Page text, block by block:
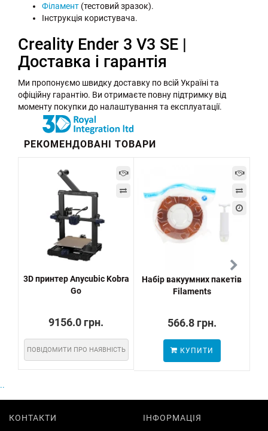
Філамент (тестовий зразок).
Інструкція користувача.
Creality Ender 3 V3 SE |
Доставка і гарантія
Ми пропонуємо швидку доставку по всій Україні та
офіційну гарантію. Ви отримаєте повну підтримку від
моменту покупки до налаштування та експлуатації.
РЕКОМЕНДОВАНІ ТОВАРИ
3D принтер Anycubic Kobra
Go
9156.0 грн.
ПОВІДОМИТИ ПРО НАЯВНІСТЬ
Набір вакуумних пакетів
Filaments
566.8 грн.
КУПИТИ
..
КОНТАКТИ
ІНФОРМАЦІЯ